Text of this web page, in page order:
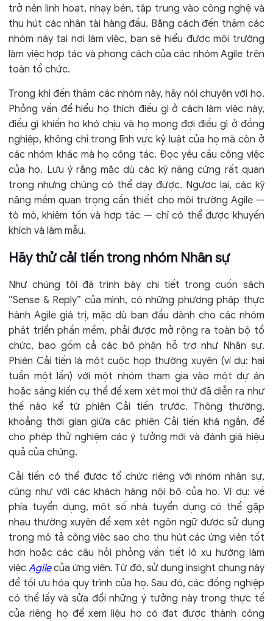
trở nên linh hoạt, nhạy bén, tập trung vào công nghệ và
thu hút các nhân tài hàng đầu. Bằng cách đến thăm các
nhóm này tại nơi làm việc, bạn sẽ hiểu được môi trường
làm việc hợp tác và phong cách của các nhóm Agile trên
toàn tổ chức.
Trong khi đến thăm các nhóm này, hãy nói chuyện với họ.
Phỏng vấn để hiểu họ thích điều gì ở cách làm việc này,
điều gì khiến họ khó chịu và họ mong đợi điều gì ở đồng
nghiệp, không chỉ trong lĩnh vực kỷ luật của họ mà còn ở
các nhóm khác mà họ cộng tác. Đọc yêu cầu công việc
của họ. Lưu ý rằng mặc dù các kỹ năng cứng rất quan
trọng nhưng chúng có thể dạy được. Ngược lại, các kỹ
năng mềm quan trọng cần thiết cho môi trường Agile —
tò mò, khiêm tốn và hợp tác — chỉ có thể được khuyến
khích và làm mẫu.
Hãy thử cải tiến trong nhóm Nhân sự
Như chúng tôi đã trình bày chi tiết trong cuốn sách
“Sense & Reply” của mình, có những phương pháp thực
hành Agile giá trị, mặc dù ban đầu dành cho các nhóm
phát triển phần mềm, phải được mở rộng ra toàn bộ tổ
chức, bao gồm cả các bộ phận hỗ trợ như Nhân sự.
Phiên Cải tiến là một cuộc họp thường xuyên (ví dụ: hai
tuần một lần) với một nhóm tham gia vào một dự án
hoặc sáng kiến ​​cụ thể để xem xét mọi thứ đã diễn ra như
thế nào kể từ phiên Cải tiến trước. Thông thường,
khoảng thời gian giữa các phiên Cải tiến khá ngắn, để
cho phép thử nghiệm các ý tưởng mới và đánh giá hiệu
quả của chúng.
Cải tiến có thể được tổ chức riêng với nhóm nhân sự,
cũng như với các khách hàng nội bộ của họ. Ví dụ: về
phía tuyển dụng, một số nhà tuyển dụng có thể gặp
nhau thường xuyên để xem xét ngôn ngữ được sử dụng
trong mô tả công việc sao cho thu hút các ứng viên tốt
hơn hoặc các câu hỏi phỏng vấn tiết lộ xu hướng làm
việcAgilecủa ứng viên. Từ đó, sử dụng insight chung này
để tối ưu hóa quy trình của họ. Sau đó, các đồng nghiệp
có thể lấy và sửa đổi những ý tưởng này trong thực tế
của riêng họ để xem liệu họ có đạt được thành công